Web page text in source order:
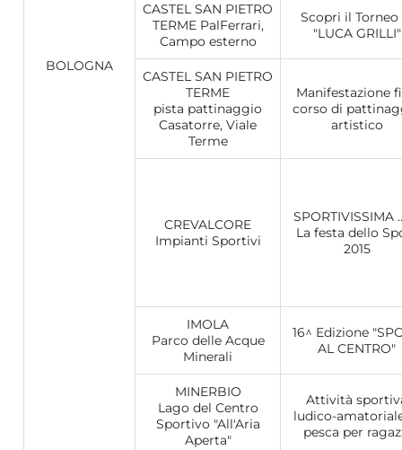
BOLOGNA
CASTEL SAN PIETRO
TERME PalFerrari,
Campo esterno
Scopri il Torneo
"LUCA GRILLI"
CASTEL SAN PIETRO
TERME
pista pattinaggio
Casatorre, Viale
Terme
Manifestazione
corso di
artistico
CREVALCORE
Impianti Sportivi
SPORTIVISSIMA
La festa dello
2015
IMOLA
Parco delle Acque
Minerali
16^ Edizione
AL CENTRO"
MINERBIO
Lago del Centro
Sportivo "All'Aria
Aperta"
Attività
ludico-
pesca per